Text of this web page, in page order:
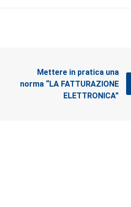
Mettere in pratica una
norma “LA FATTURAZIONE
ELETTRONICA”